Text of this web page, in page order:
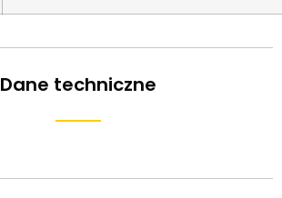
Dane techniczne